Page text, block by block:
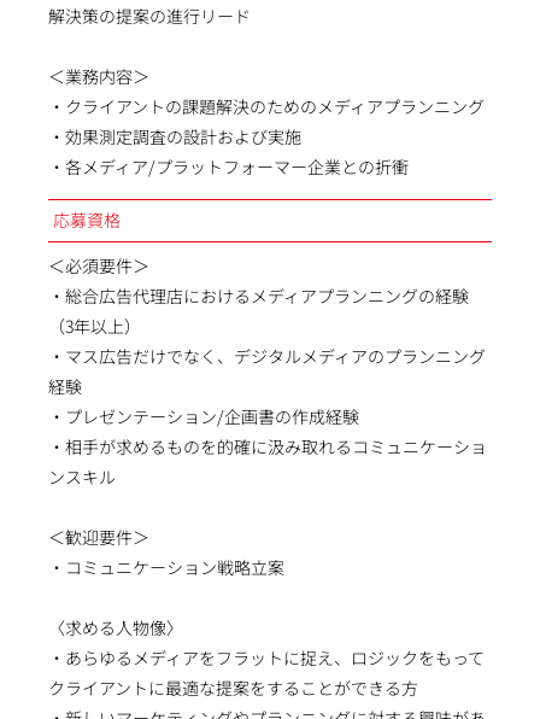
解決策の提案の進行リード
＜業務内容＞
・クライアントの課題解決のためのメディアプランニング
・効果測定調査の設計および実施
・各メディア/プラットフォーマー企業との折衝
応募資格
＜必須要件＞
・総合広告代理店におけるメディアプランニングの経験
（3年以上）
・マス広告だけでなく、デジタルメディアのプランニング
経験
・プレゼンテーション/企画書の作成経験
・相手が求めるものを的確に汲み取れるコミュニケーショ
ンスキル
＜歓迎要件＞
・コミュニケーション戦略立案
〈求める人物像〉
・あらゆるメディアをフラットに捉え、ロジックをもって
クライアントに最適な提案をすることができる方